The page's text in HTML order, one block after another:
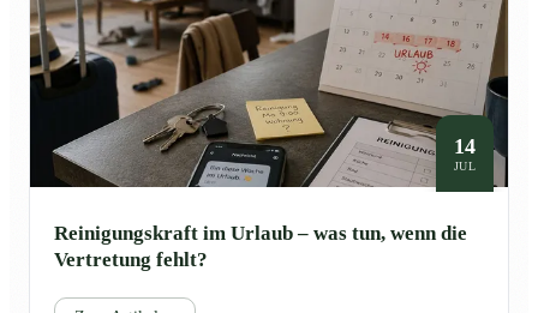
14
JUL
Reinigungskraft im Urlaub – was tun, wenn die
Vertretung fehlt?